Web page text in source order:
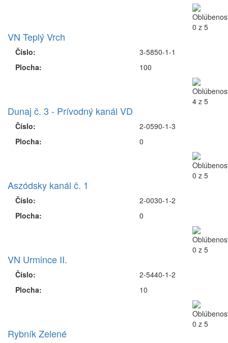
VN Teplý Vrch
Číslo:
Plocha:
3-5850-1-1
100
Dunaj č. 3 - Prívodný kanál VD
Číslo:
Plocha:
2-0590-1-3
0
Aszódsky kanál č. 1
Číslo:
Plocha:
2-0030-1-2
0
VN Urmince II.
Číslo:
Plocha:
2-5440-1-2
10
Rybník Zelené